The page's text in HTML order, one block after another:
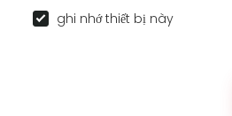
ghi nhớ thiết bị này